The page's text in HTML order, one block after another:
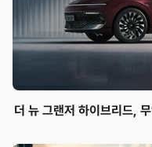
더 뉴 그랜저 하이브리드,